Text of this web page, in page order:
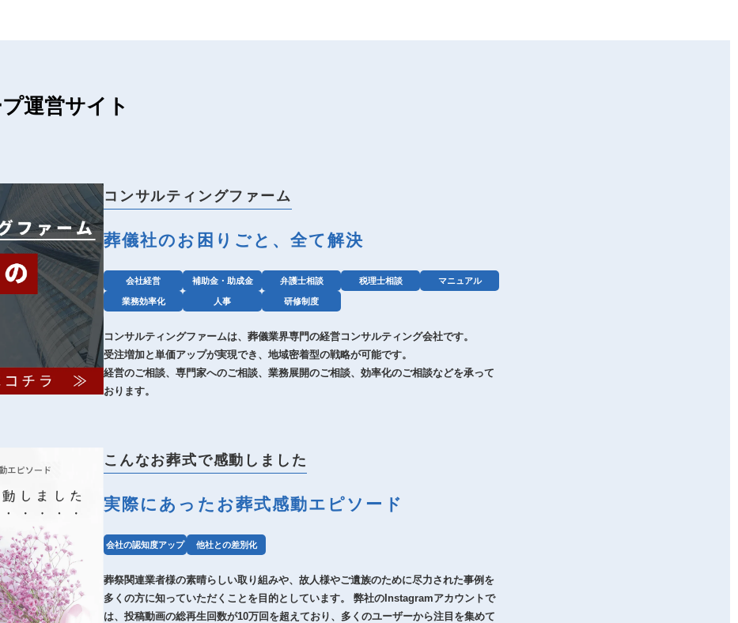
運営サイト
コンサルティングファーム
葬儀社のお困りごと、全て解決
会社経営 補助金・助成金 弁護士相談 税理士相談 マニュアル
業務効率化 人事 研修制度
コンサルティングファームは、葬儀業界専門の経営コンサルティング会社です。
受注増加と単価アップが実現でき、地域密着型の戦略が可能です。
経営のご相談、専門家へのご相談、業務展開のご相談、効率化のご相談などを承って
おります。
こんなお葬式で感動しました
実際にあったお葬式感動エピソード
会社の認知度アップ 他社との差別化
葬祭関連業者様の素晴らしい取り組みや、故人様やご遺族のために尽力された事例を
多くの方に知っていただくことを目的としています。 弊社のInstagramアカウントで
は、投稿動画の総再生回数が10万回を超えており、多くのユーザーから注目を集めて